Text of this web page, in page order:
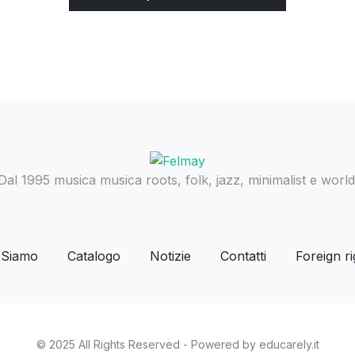
1995 musica musica roots, folk, jazz, minimalist e
Catalogo Notizie Contatti Foreign
© 2025 All Rights Reserved - Powered by educarely.it